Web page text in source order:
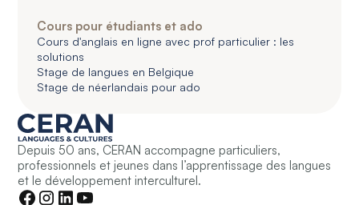
Cours pour étudiants et ado
Cours d'anglais en ligne avec prof particulier : les
solutions
Stage de langues en Belgique
Stage de néerlandais pour ado
Depuis 50 ans, CERAN accompagne particuliers,
professionnels et jeunes dans l’apprentissage des langues
et le développement interculturel.